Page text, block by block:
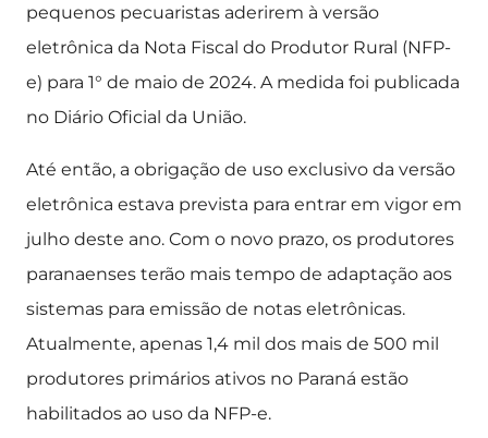
pequenos pecuaristas aderirem à versão
eletrônica da Nota Fiscal do Produtor Rural (NFP-
e) para 1° de maio de 2024. A medida foi publicada
no Diário Oficial da União.
Até então, a obrigação de uso exclusivo da versão
eletrônica estava prevista para entrar em vigor em
julho deste ano. Com o novo prazo, os produtores
paranaenses terão mais tempo de adaptação aos
sistemas para emissão de notas eletrônicas.
Atualmente, apenas 1,4 mil dos mais de 500 mil
produtores primários ativos no Paraná estão
habilitados ao uso da NFP-e.